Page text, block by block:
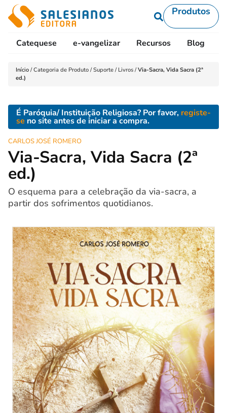
Produtos
Catequese e-vangelizar Recursos Blog
Início /Categoria de Produto /Suporte / Livros /Via-Sacra, Vida Sacra (2ª
ed.)
É Paróquia/ Instituição Religiosa? Por favor, registe-
se no site antes de iniciar a compra.
CARLOS JOSÉ ROMERO
Via-Sacra, Vida Sacra (2ª
ed.)
O esquema para a celebração da via-sacra, a
partir dos sofrimentos quotidianos.